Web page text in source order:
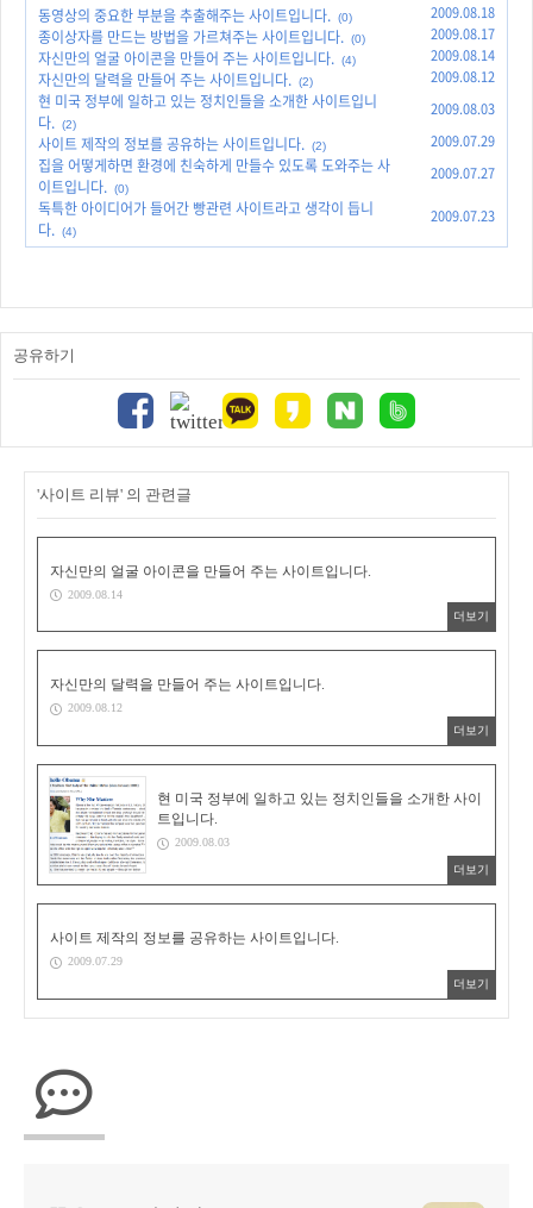
동영상의 중요한 부분을 추출해주는 사이트입니다. (0) 2009.08.18
종이상자를 만드는 방법을 가르쳐주는 사이트입니다. (0) 2009.08.17
자신만의 얼굴 아이콘을 만들어 주는 사이트입니다. (4) 2009.08.14
자신만의 달력을 만들어 주는 사이트입니다. (2) 2009.08.12
현 미국 정부에 일하고 있는 정치인들을 소개한 사이트입니
다. (2)
2009.08.03
사이트 제작의 정보를 공유하는 사이트입니다. (2) 2009.07.29
집을 어떻게하면 환경에 친숙하게 만들수 있도록 도와주는 사
이트입니다. (0)
2009.07.27
독특한 아이디어가 들어간 빵관련 사이트라고 생각이 듭니
다. (4)
2009.07.23
공유하기
'사이트 리뷰' 의 관련글
자신만의 얼굴 아이콘을 만들어 주는 사이트입니다.
2009.08.14
더보기
자신만의 달력을 만들어 주는 사이트입니다.
2009.08.12
더보기
현 미국 정부에 일하고 있는 정치인들을 소개한 사이
트입니다.
2009.08.03
더보기
사이트 제작의 정보를 공유하는 사이트입니다.
2009.07.29
더보기